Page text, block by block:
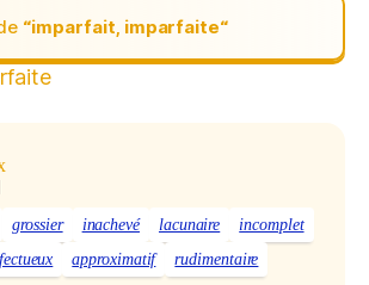
“imparfait, imparfaite“
grossier inachevé lacunaire
incomplet
approximatif
rudimentaire